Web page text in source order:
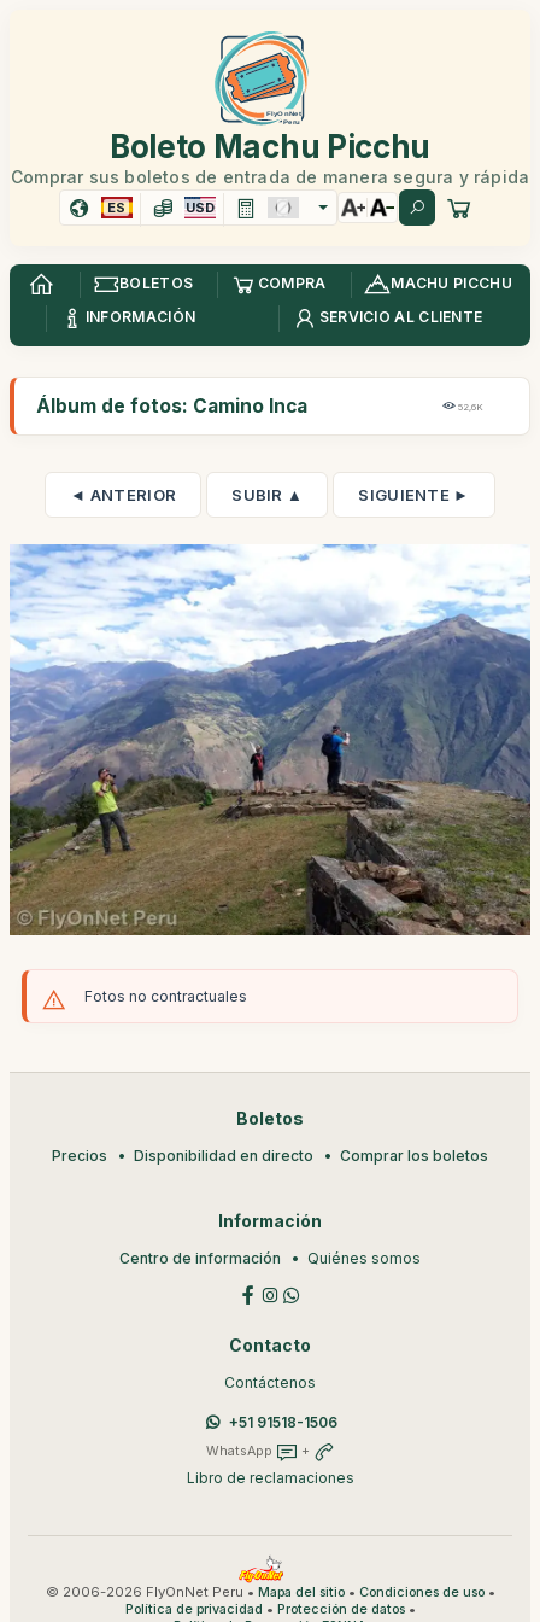
Boleto Machu Picchu
Comprar sus boletos de entrada de manera segura y rápida
ES USD
BOLETOS COMPRA
MACHU PICCHU
INFORMACIÓN
SERVICIO AL CLIENTE
Álbum de fotos: Camino Inca 52,6K
◄ ANTERIOR SUBIR ▲ SIGUIENTE ►
Fotos no contractuales
Boletos
Precios Disponibilidad en directo Comprar los boletos
Información
Centro de información Quiénes somos
Contacto
Contáctenos
+51 91518-1506
WhatsApp +
Libro de reclamaciones
© 2006-2026 FlyOnNet Peru • Mapa del sitio• Condiciones de uso•
Política de privacidad • Protección de datos•